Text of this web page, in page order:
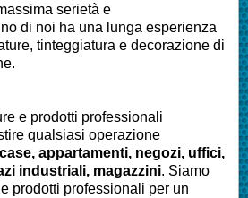
serietà e
di noi ha una lunga esperienza
tinteggiatura e decorazione di
.
e prodotti professionali
qualsiasi operazione
case, appartamenti, negozi, uffici,
industriali, magazzini. Siamo
prodotti professionali per un